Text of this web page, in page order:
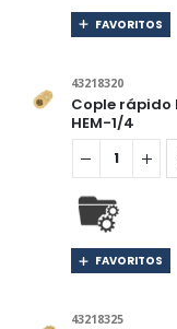
FAVORITOS
43218320
Cople rápido
HEM-1/4
FAVORITOS
43218325